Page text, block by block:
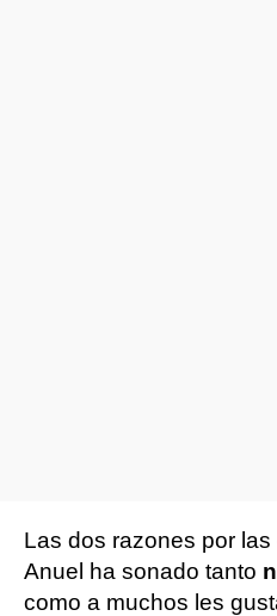
Las dos razones por
Anuel ha sonado tanto
como a muchos les